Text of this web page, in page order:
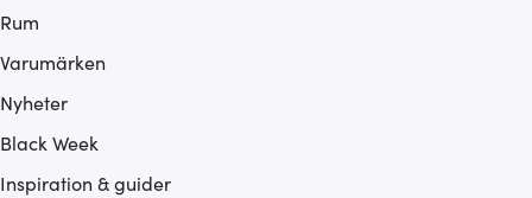
Rum
Varumärken
Nyheter
Black Week
Inspiration & guider